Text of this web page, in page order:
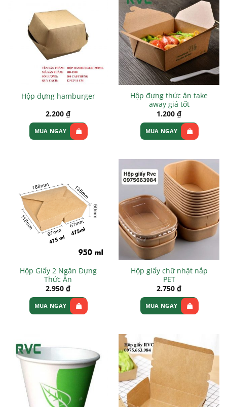
Hộp đựng hamburger
2.200 ₫
MUA NGAY
Hộp đựng thức ăn take
away giá tốt
1.200 ₫
MUA NGAY
Hộp Giấy 2 Ngăn Đựng
Thức Ăn
2.950 ₫
MUA NGAY
Hộp giấy chữ nhật nắp
PET
2.750 ₫
MUA NGAY